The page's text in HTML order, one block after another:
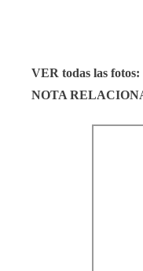
VER todas las fotos:
NOTA